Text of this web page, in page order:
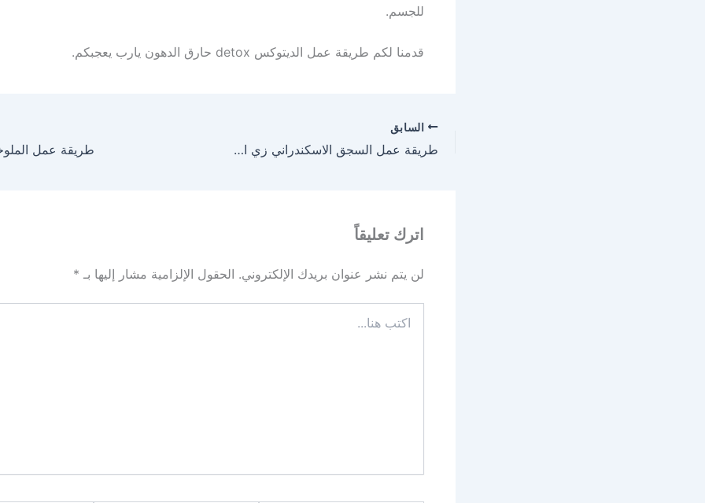
للجسم.
قدمنا لكم طريقة عمل الديتوكس detox حارق الدهون يارب يعجبكم.
السابق
طريقة عمل السجق الاسكندراني زي المحلات طريقة عمل
اترك تعليقاً
لن يتم نشر عنوان بريدك الإلكتروني. الحقول الإلزامية مشار إليها بـ *
هنا...